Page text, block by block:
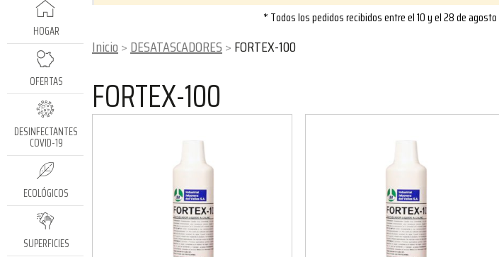
HOGAR
OFERTAS
DESINFECTANTES
COVID-19
ECOLÓGICOS
SUPERFICIES
* Todos los pedidos recibidos entre el 10 y el 28 de
Inicio DESATASCADORES FORTEX-100
FORTEX-100